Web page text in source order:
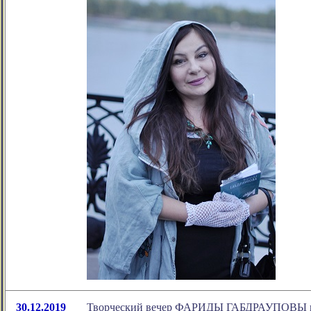
30.12.2019 Творческий вечер ФАРИДЫ ГАБДРАУПОВЫ в